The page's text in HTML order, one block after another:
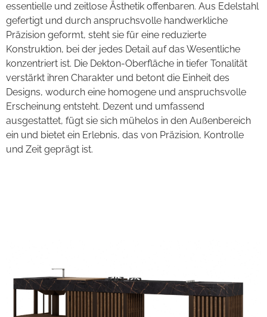
essentielle und zeitlose Ästhetik offenbaren. Aus Edelstahl
gefertigt und durch anspruchsvolle handwerkliche
Präzision geformt, steht sie für eine reduzierte
Konstruktion, bei der jedes Detail auf das Wesentliche
konzentriert ist. Die Dekton-Oberfläche in tiefer Tonalität
verstärkt ihren Charakter und betont die Einheit des
Designs, wodurch eine homogene und anspruchsvolle
Erscheinung entsteht. Dezent und umfassend
ausgestattet, fügt sie sich mühelos in den Außenbereich
ein und bietet ein Erlebnis, das von Präzision, Kontrolle
und Zeit geprägt ist.